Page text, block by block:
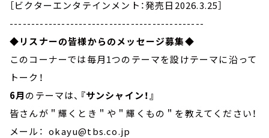
［ビクターエンタテインメント：発売日2026.3.25］
---------------------------------------------
◆リスナーの皆様からのメッセージ募集◆
このコーナーでは毎月1つのテーマを設けテーマに沿って
トーク！
6月のテーマは、 『サンシャイン！』
皆さんが＂輝くとき＂や＂輝くもの＂を教えてください！
メール： okayu@tbs.co.jp